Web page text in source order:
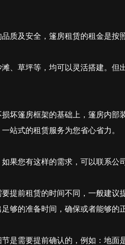
质及安全，篷房租赁的租金是按
、草坪等，均可以灵活搭建。
坏篷房框架的基础上，篷房内
站式的租赁服务为您省心省力。
果您有这样的需求，可以联系公
提前租赁的时间不同，一般建
够的准备时间，确保或者能够的
是需要提前确认的，例如：地